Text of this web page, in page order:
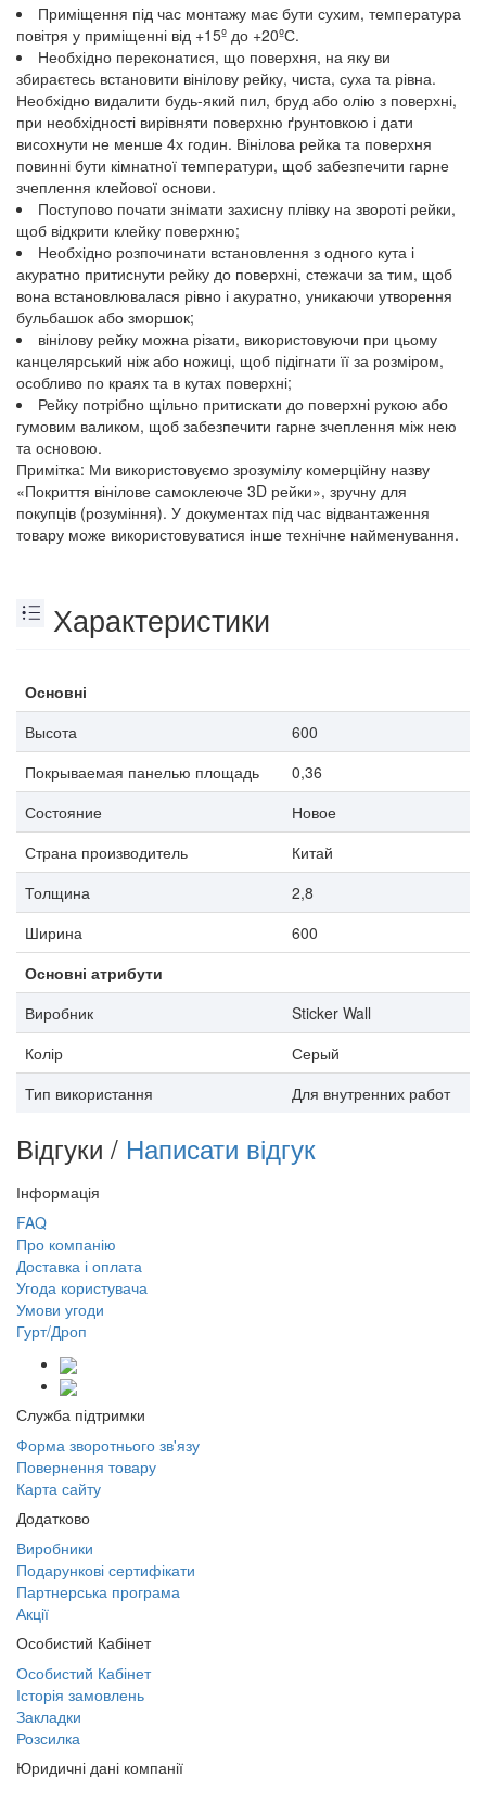
Приміщення під час монтажу має бути сухим, температура
повітря у приміщенні від +15º до +20ºС.
Необхідно переконатися, що поверхня, на яку ви
збираєтесь встановити вінілову рейку, чиста, суха та рівна.
Необхідно видалити будь-який пил, бруд або олію з поверхні,
при необхідності вирівняти поверхню ґрунтовкою і дати
висохнути не менше 4х годин. Вінілова рейка та поверхня
повинні бути кімнатної температури, щоб забезпечити гарне
зчеплення клейової основи.
Поступово почати знімати захисну плівку на звороті рейки,
щоб відкрити клейку поверхню;
Необхідно розпочинати встановлення з одного кута і
акуратно притиснути рейку до поверхні, стежачи за тим, щоб
вона встановлювалася рівно і акуратно, уникаючи утворення
бульбашок або зморшок;
вінілову рейку можна різати, використовуючи при цьому
канцелярський ніж або ножиці, щоб підігнати її за розміром,
особливо по краях та в кутах поверхні;
Рейку потрібно щільно притискати до поверхні рукою або
гумовим валиком, щоб забезпечити гарне зчеплення між нею
та основою.
Примітка: Ми використовуємо зрозумілу комерційну назву
«Покриття вінілове самоклеюче 3D рейки», зручну для
покупців (розуміння). У документах під час відвантаження
товару може використовуватися інше технічне найменування.
Характеристики
Основні
Высота
600
Покрываемая панелью площадь
0,36
Состояние
Новое
Страна производитель
Китай
Толщина
2,8
Ширина
600
Основні атрибути
Виробник
Sticker Wall
Колір
Серый
Тип використання
Для внутренних работ
Відгуки / Написати відгук
Інформація
FAQ
Про компанію
Доставка і оплата
Угода користувача
Умови угоди
Гурт/Дроп
Служба підтримки
Форма зворотнього зв'язу
Повернення товару
Карта сайту
Додатково
Виробники
Подарункові сертифікати
Партнерська програма
Акції
Особистий Кабінет
Особистий Кабінет
Історія замовлень
Закладки
Розсилка
Юридичні дані компанії